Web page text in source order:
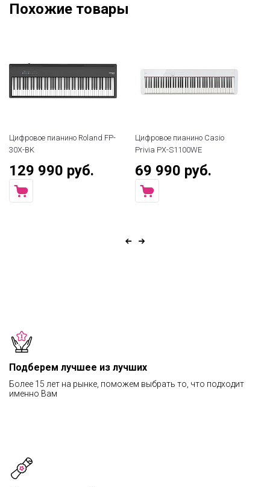
Похожие товары
Цифровое пианино Roland FP-
30X-BK
129 990 руб.
Цифровое пианино Casio
Privia PX-S1100WE
69 990 руб.
Подберем лучшее из лучших
Более 15 лет на рынке, поможем выбрать то, что подходит
именно Вам